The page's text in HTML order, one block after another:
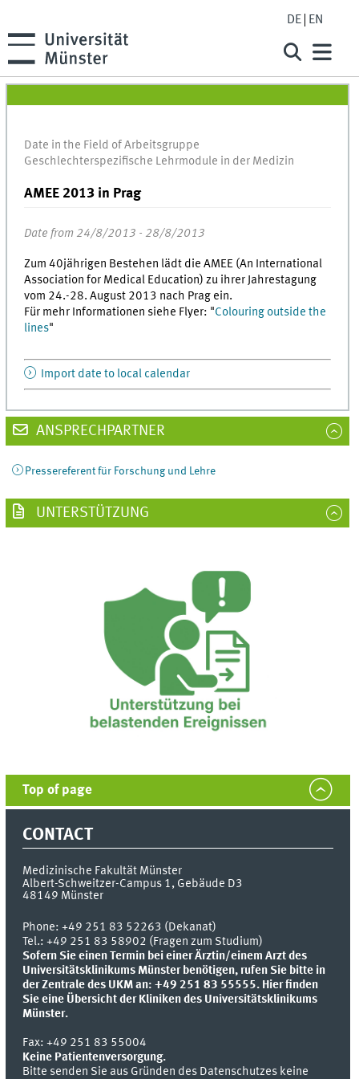
DE EN
Date in the Field of Arbeitsgruppe
Geschlechterspezifische Lehrmodule in der Medizin
AMEE 2013 in Prag
Date from 24/8/2013 - 28/8/2013
Zum 40jährigen Bestehen lädt die AMEE (An International
Association for Medical Education) zu ihrer Jahrestagung
vom 24.-28. August 2013 nach Prag ein.
Für mehr Informationen siehe Flyer: "Colouring outside the
lines"
Import date to local calendar
ANSPRECHPARTNER
Pressereferent für Forschung und Lehre
UNTERSTÜTZUNG
Top of page
CONTACT
Medizinische Fakultät Münster
Albert-Schweitzer-Campus 1, Gebäude D3
48149 Münster
Phone:+49 251 83 52263 (Dekanat)
Tel.: +49 251 83 58902 (Fragen zum Studium)
Sofern Sie einen Termin bei einer Ärztin/einem Arzt des
Universitätsklinikums Münster benötigen, rufen Sie bitte in
der Zentrale des UKM an: +49 251 83 55555. Hier finden
Sie eine Übersicht der Kliniken des Universitätsklinikums
Münster.
Fax:+49 251 83 55004
Keine Patientenversorgung.
Bitte senden Sie aus Gründen des Datenschutzes keine